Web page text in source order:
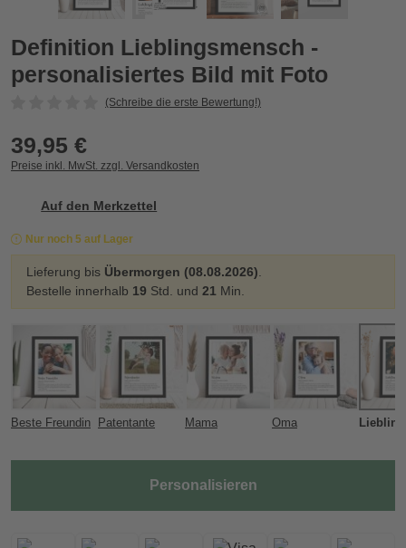
Definition Lieblingsmensch -
personalisiertes Bild mit Foto
(Schreibe die erste Bewertung!)
39,95 €
Preise inkl. MwSt. zzgl. Versandkosten
Auf den Merkzettel
Nur noch 5 auf Lager
Lieferung bis Übermorgen (08.08.2026).
Bestelle innerhalb 19 Std. und 21 Min.
Beste Freundin Patentante Mama Oma
Personalisieren